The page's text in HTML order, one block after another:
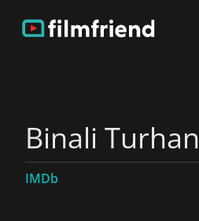
Binali Turhan
IMDb